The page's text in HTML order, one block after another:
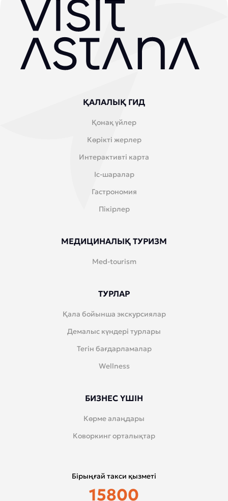
ҚАЛАЛЫҚ ГИД
Қонақ үйлер
Көрікті жерлер
Интерактивті карта
Іс-шаралар
Гастрономия
Пікірлер
МЕДИЦИНАЛЫҚ ТУРИЗМ
Med-tourism
ТУРЛАР
Қала бойынша экскурсиялар
Демалыс күндері турлары
Тегін бағдарламалар
Wellness
БИЗНЕС ҮШІН
Көрме алаңдары
Коворкинг орталықтар
Бірыңғай такси қызметі
15800